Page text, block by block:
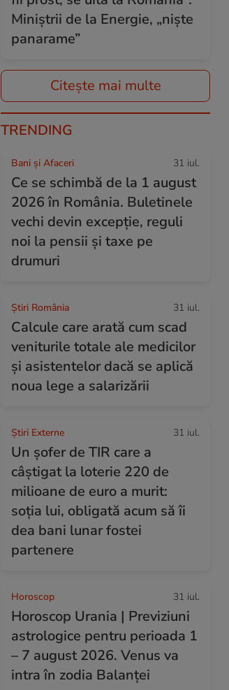
Miniștrii de la Energie, „niște
panarame”
Citește mai multe
TRENDING
Bani și Afaceri 31 iul.
Ce se schimbă de la 1 august
2026 în România. Buletinele
vechi devin excepție, reguli
noi la pensii și taxe pe
drumuri
Știri România 31 iul.
Calcule care arată cum scad
veniturile totale ale medicilor
și asistentelor dacă se aplică
noua lege a salarizării
Știri Externe 31 iul.
Un șofer de TIR care a
câștigat la loterie 220 de
milioane de euro a murit:
soția lui, obligată acum să îi
dea bani lunar fostei
partenere
Horoscop 31 iul.
Horoscop Urania | Previziuni
astrologice pentru perioada 1
– 7 august 2026. Venus va
intra în zodia Balanței